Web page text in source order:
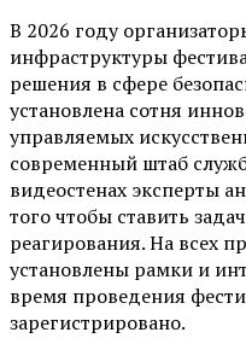
В 2026 году
инфраструктуры
решения в сфере
установлена сотня
управляемых
современный штаб
видеостенах эксперты
того чтобы ставить
реагирования. На всех
установлены рамки и
время проведения
зарегистрировано.